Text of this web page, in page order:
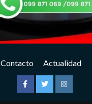
Contacto Actualidad
FacebookTwitterInstagram